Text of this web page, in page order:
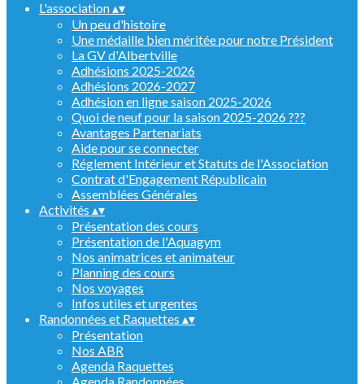
L'association▴▾
Un peu d'histoire
Une médaille bien méritée pour notre Président
La GV d'Albertville
Adhésions 2025-2026
Adhésions 2026-2027
Adhésion en ligne saison 2025-2026
Quoi de neuf pour la saison 2025-2026 ???
Avantages Partenariats
Aide pour se connecter
Réglement Intérieur et Statuts de l'Association
Contrat d'Engagement Républicain
Assemblées Générales
Activités ▴▾
Présentation des cours
Présentation de l'Aquagym
Nos animatrices et animateur
Planning des cours
Nos voyages
Infos utiles et urgentes
Randonnées et Raquettes ▴▾
Présentation
Nos ABR
Agenda Raquettes